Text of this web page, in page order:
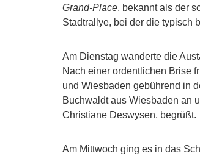
Grand-Place, bekannt als der
Stadtrallye, bei der die typisch
Am Dienstag wanderte die
Nach einer ordentlichen Brise
und Wiesbaden gebührend in
Buchwaldt aus Wiesbaden an
Christiane Deswysen, begrüßt.
Am Mittwoch ging es in das